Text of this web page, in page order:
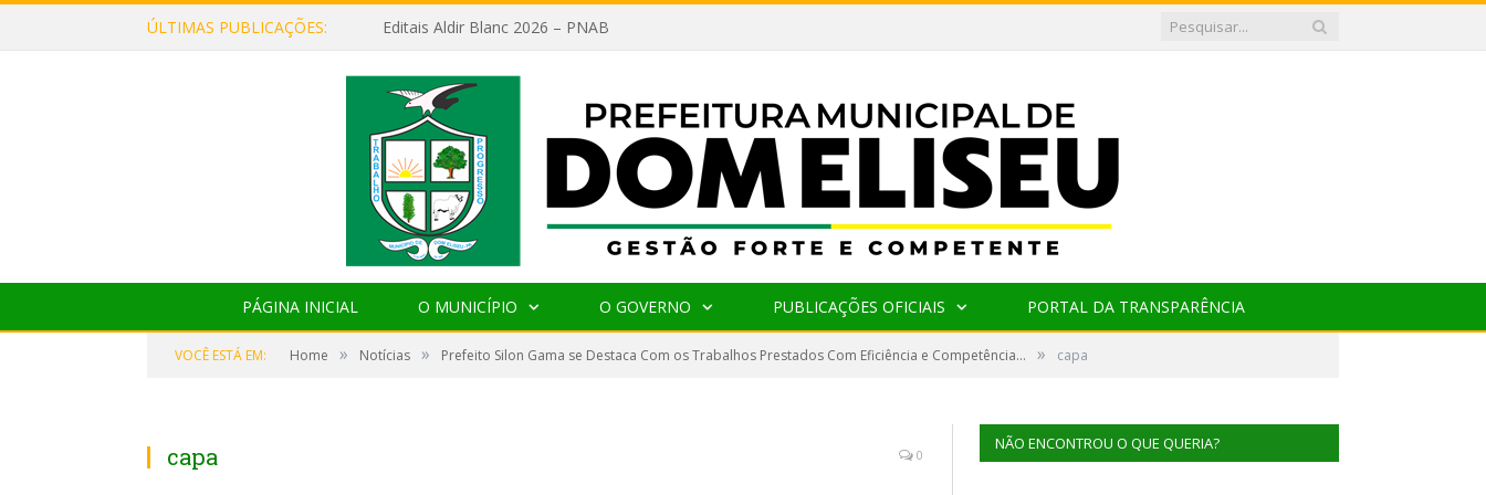
ÚLTIMAS PUBLICAÇÕES: Editais Aldir Blanc 2026 – PNAB
PÁGINA INICIAL O MUNICÍPIO O GOVERNO PUBLICAÇÕES OFICIAIS PORTAL DA TRANSPARÊNCIA
VOCÊ ESTÁ EM: Home » Notícias » Prefeito Silon Gama se Destaca Com os Trabalhos Prestados Com Eficiência e Competência... » capa
capa 0
NÃO ENCONTROU O QUE QUERIA?